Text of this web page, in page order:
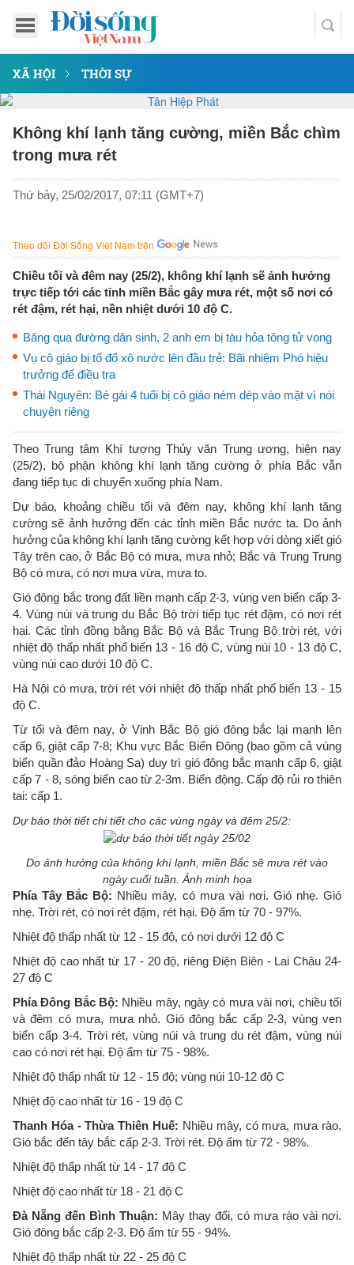
XÃ HỘI THỜI SỰ
Không khí lạnh tăng cường, miền Bắc chìm
trong mưa rét
Thứ bảy, 25/02/2017, 07:11 (GMT+7)
Theo dõi Đời Sống Việt Nam trên
Chiều tối và đêm nay (25/2), không khí lạnh sẽ ảnh hưởng
trực tiếp tới các tỉnh miền Bắc gây mưa rét, một số nơi có
rét đậm, rét hại, nền nhiệt dưới 10 độ C.
Băng qua đường dân sinh, 2 anh em bị tàu hỏa tông tử vong
Vụ cô giáo bị tố đổ xô nước lên đầu trẻ: Bãi nhiệm Phó hiệu
trưởng để điều tra
Thái Nguyên: Bé gái 4 tuổi bị cô giáo ném dép vào mặt vì nói
chuyện riêng
Theo Trung tâm Khí tượng Thủy văn Trung ương, hiện nay
(25/2), bộ phận không khí lạnh tăng cường ở phía Bắc vẫn
đang tiếp tục di chuyển xuống phía Nam.
Dự báo, khoảng chiều tối và đêm nay, không khí lạnh tăng
cường sẽ ảnh hưởng đến các tỉnh miền Bắc nước ta. Do ảnh
hưởng của không khí lạnh tăng cường kết hợp với dòng xiết gió
Tây trên cao, ở Bắc Bộ có mưa, mưa nhỏ; Bắc và Trung Trung
Bộ có mưa, có nơi mưa vừa, mưa to.
Gió đông bắc trong đất liền mạnh cấp 2-3, vùng ven biển cấp 3-
4. Vùng núi và trung du Bắc Bộ trời tiếp tục rét đậm, có nơi rét
hại. Các tỉnh đồng bằng Bắc Bộ và Bắc Trung Bộ trời rét, với
nhiệt độ thấp nhất phổ biến 13 - 16 độ C, vùng núi 10 - 13 độ C,
vùng núi cao dưới 10 độ C.
Hà Nội có mưa, trời rét với nhiệt độ thấp nhất phổ biến 13 - 15
độ C.
Từ tối và đêm nay, ở Vịnh Bắc Bộ gió đông bắc lại mạnh lên
cấp 6, giật cấp 7-8; Khu vực Bắc Biển Đông (bao gồm cả vùng
biển quần đảo Hoàng Sa) duy trì gió đông bắc mạnh cấp 6, giật
cấp 7 - 8, sóng biển cao từ 2-3m. Biển động. Cấp độ rủi ro thiên
tai: cấp 1.
Dự báo thời tiết chi tiết cho các vùng ngày và đêm 25/2:
Do ảnh hưởng của không khí lạnh, miền Bắc sẽ mưa rét vào
ngày cuối tuần. Ảnh minh họa
Phía Tây Bắc Bộ: Nhiều mây, có mưa vài nơi. Gió nhẹ. Gió
nhẹ. Trời rét, có nơi rét đậm, rét hại. Độ ẩm từ 70 - 97%.
Nhiệt độ thấp nhất từ 12 - 15 độ, có nơi dưới 12 độ C
Nhiệt độ cao nhất từ 17 - 20 độ, riêng Điện Biên - Lai Châu 24-
27 độ C
Phía Đông Bắc Bộ: Nhiều mây, ngày có mưa vài nơi, chiều tối
và đêm có mưa, mưa nhỏ. Gió đông bắc cấp 2-3, vùng ven
biển cấp 3-4. Trời rét, vùng núi và trung du rét đậm, vùng núi
cao có nơi rét hại. Độ ẩm từ 75 - 98%.
Nhiệt độ thấp nhất từ 12 - 15 độ; vùng núi 10-12 độ C
Nhiệt độ cao nhất từ 16 - 19 độ C
Thanh Hóa - Thừa Thiên Huế: Nhiều mây, có mưa, mưa rào.
Gió bắc đến tây bắc cấp 2-3. Trời rét. Độ ẩm từ 72 - 98%.
Nhiệt độ thấp nhất từ 14 - 17 độ C
Nhiệt độ cao nhất từ 18 - 21 độ C
Đà Nẵng đến Bình Thuận: Mây thay đổi, có mưa rào vài nơi.
Gió đông bắc cấp 2-3. Độ ẩm từ 55 - 94%.
Nhiệt độ thấp nhất từ 22 - 25 độ C